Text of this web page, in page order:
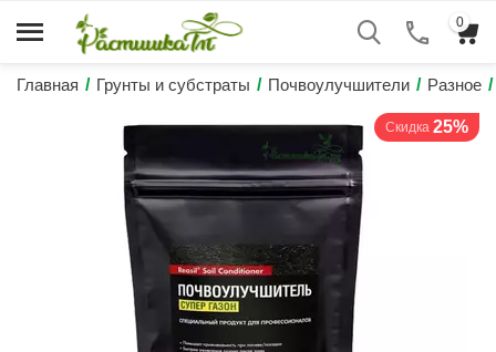
0
Главная / Грунты и субстраты / Почвоулучшители / Разное /
Скидка 25%